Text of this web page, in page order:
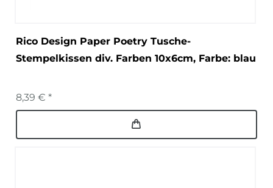
Rico Design Paper Poetry Tusche-
Stempelkissen div. Farben 10x6cm, Farbe: blau
8,39 € *